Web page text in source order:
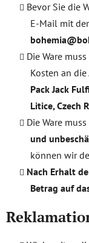
Bevor Sie die
E-Mail mit der
Die Ware
Kosten an
Pack Jack
Litice, Czech
Die Ware muss
und
können wir
Nach Erhalt
Betrag auf